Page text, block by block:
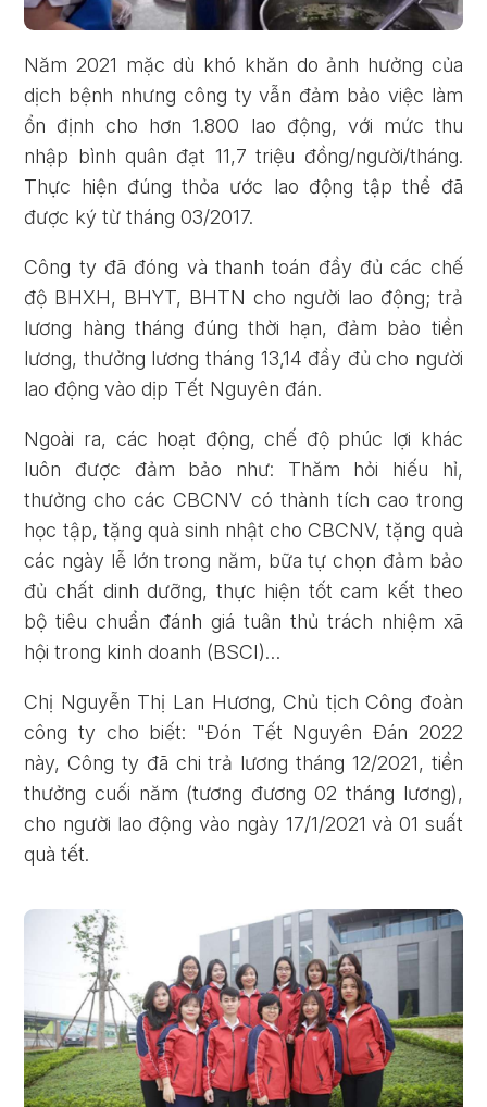
Năm 2021 mặc dù khó khăn do ảnh hưởng của
dịch bệnh nhưng công ty vẫn đảm bảo việc làm
ổn định cho hơn 1.800 lao động, với mức thu
nhập bình quân đạt 11,7 triệu đồng/người/tháng.
Thực hiện đúng thỏa ước lao động tập thể đã
được ký từ tháng 03/2017.
Công ty đã đóng và thanh toán đầy đủ các chế
độ BHXH, BHYT, BHTN cho người lao động; trả
lương hàng tháng đúng thời hạn, đảm bảo tiền
lương, thưởng lương tháng 13,14 đầy đủ cho người
lao động vào dịp Tết Nguyên đán.
Ngoài ra, các hoạt động, chế độ phúc lợi khác
luôn được đảm bảo như: Thăm hỏi hiếu hỉ,
thưởng cho các CBCNV có thành tích cao trong
học tập, tặng quà sinh nhật cho CBCNV, tặng quà
các ngày lễ lớn trong năm, bữa tự chọn đảm bảo
đủ chất dinh dưỡng, thực hiện tốt cam kết theo
bộ tiêu chuẩn đánh giá tuân thủ trách nhiệm xã
hội trong kinh doanh (BSCI)…
Chị Nguyễn Thị Lan Hương, Chủ tịch Công đoàn
công ty cho biết: "Đón Tết Nguyên Đán 2022
này, Công ty đã chi trả lương tháng 12/2021, tiền
thưởng cuối năm (tương đương 02 tháng lương),
cho người lao động vào ngày 17/1/2021 và 01 suất
quà tết.